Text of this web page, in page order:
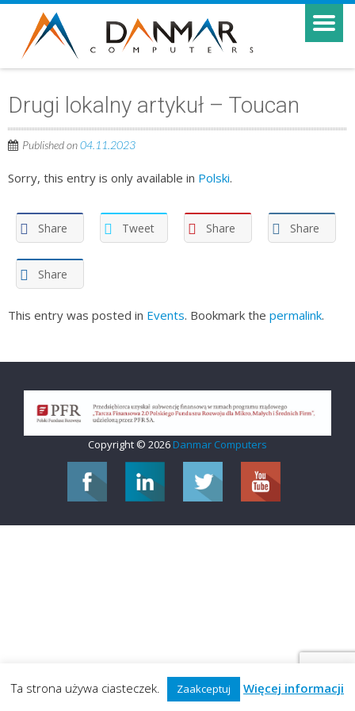
Drugi lokalny artykuł – Toucan
Published on04.11.2023
Sorry, this entry is only available in Polski.
Share Tweet Share Share
Share
This entry was posted in Events. Bookmark the permalink.
Copyright © 2026 Danmar Computers
Ta strona używa ciasteczek. Zaakceptuj Więcej informacji